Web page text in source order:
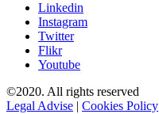
Linkedin
Instagram
Twitter
Flikr
Youtube
©2020. All rights reserved
Legal Advise | Cookies Policy